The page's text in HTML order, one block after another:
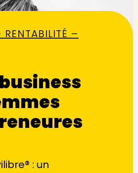
RENTABILITÉ –
: un